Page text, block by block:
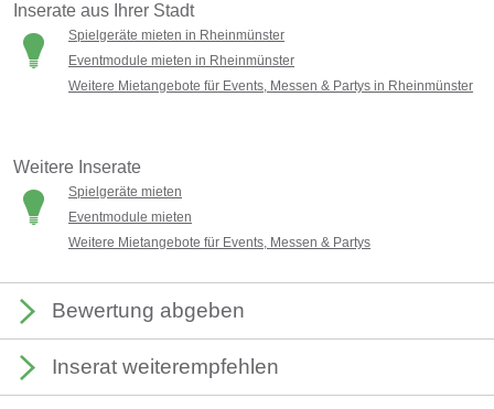
Inserate aus Ihrer Stadt
Spielgeräte mieten in Rheinmünster
Eventmodule mieten in Rheinmünster
Weitere Mietangebote für Events, Messen & Partys in Rheinmünster
Weitere Inserate
Spielgeräte mieten
Eventmodule mieten
Weitere Mietangebote für Events, Messen & Partys
Bewertung abgeben
Inserat weiterempfehlen